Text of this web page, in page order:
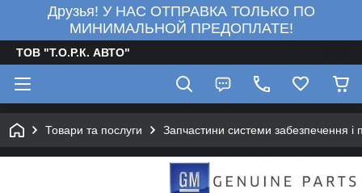
Друзья! У НАС ОТПРАВКА ТОЛЬКО ПО
МИНИМАЛЬНОЙ ПРЕДОПЛАТЕ!
ТОВ "Т.О.Р.К. АВТО"
Товари та послуги Запчастини системи забезпечення і